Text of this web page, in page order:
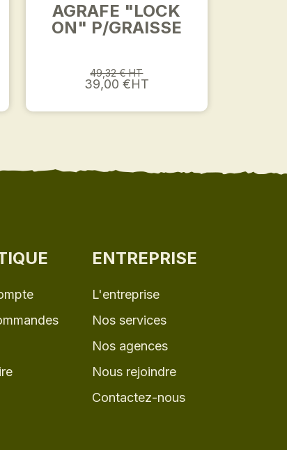
AGRAFE "LOCK
ON" P/GRAISSE
49,32 € HT
39,00 €HT
ENTREPRISE
L'entreprise
Nos services
Nos agences
Nous rejoindre
Contactez-nous